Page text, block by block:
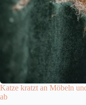
Katze kratzt an Möbeln
ab